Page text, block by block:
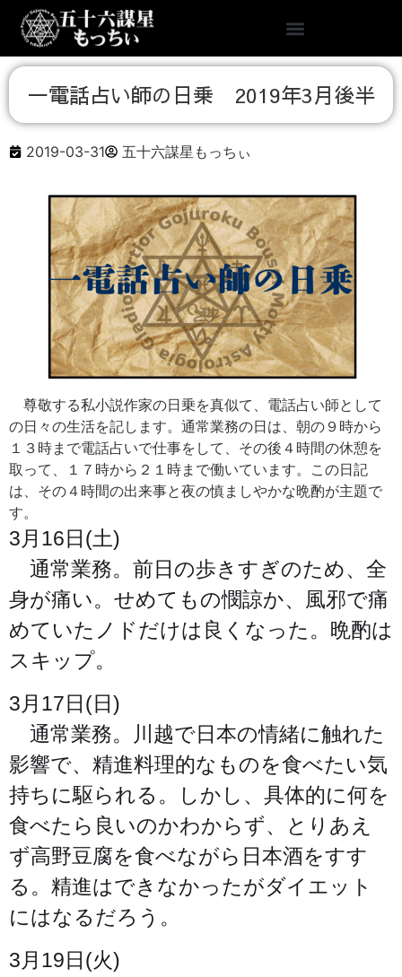
一電話占い師の日乗 2019年3月後半
2019-03-31 五十六謀星もっちぃ
尊敬する私小説作家の日乗を真似て、電話占い師として
の日々の生活を記します。通常業務の日は、朝の９時から
１３時まで電話占いで仕事をして、その後４時間の休憩を
取って、１７時から２１時まで働いています。この日記
は、その４時間の出来事と夜の慎ましやかな晩酌が主題で
す。
3月16日(土)
通常業務。前日の歩きすぎのため、全
身が痛い。せめてもの憫諒か、風邪で痛
めていたノドだけは良くなった。晩酌は
スキップ。
3月17日(日)
通常業務。川越で日本の情緒に触れた
影響で、精進料理的なものを食べたい気
持ちに駆られる。しかし、具体的に何を
食べたら良いのかわからず、とりあえ
ず高野豆腐を食べながら日本酒をすす
る。精進はできなかったがダイエット
にはなるだろう。
3月19日(火)